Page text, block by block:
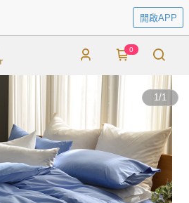
開啟APP
0
1/1